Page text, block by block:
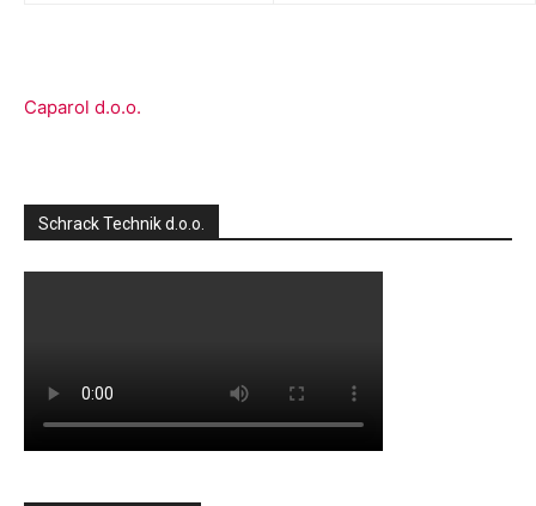
Caparol d.o.o.
Schrack Technik d.o.o.